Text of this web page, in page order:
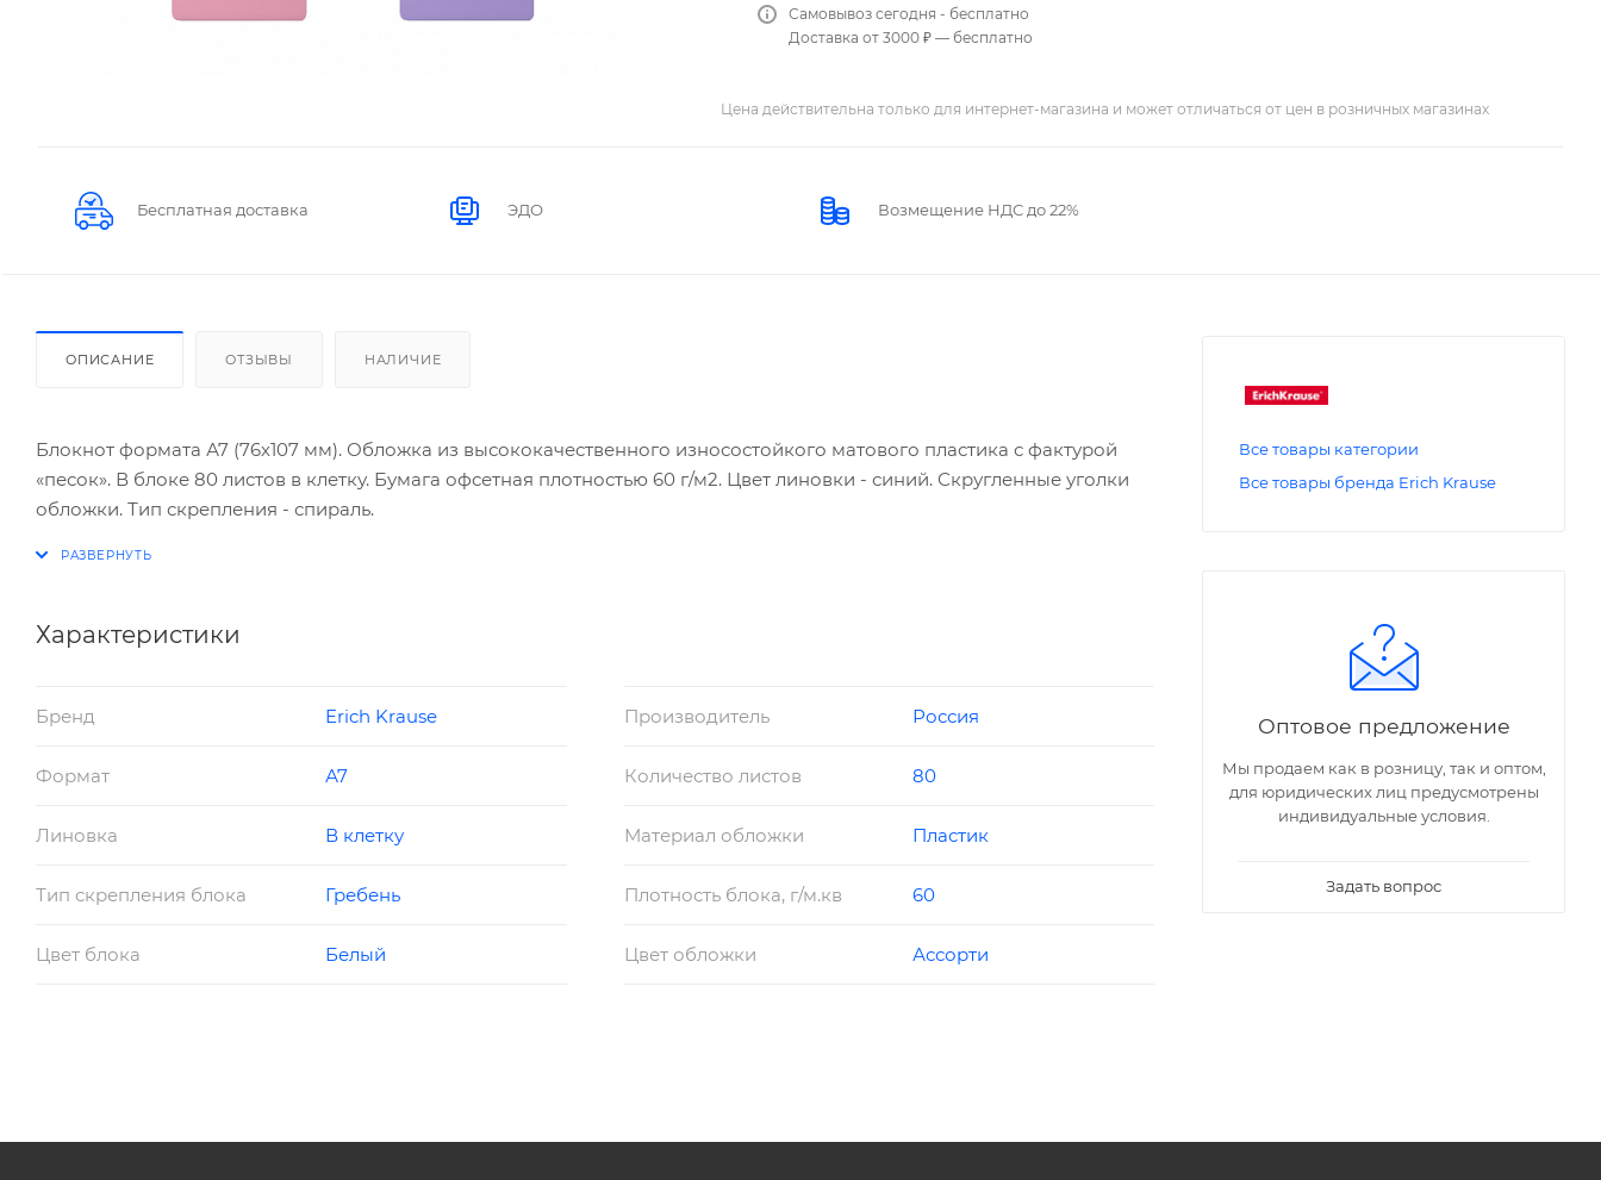
Самовывоз сегодня - бесплатно
Доставка от 3000 ₽ — бесплатно
Цена действительна только для интернет-магазина и может отличаться от цен в розничных магазинах
Бесплатная доставка ЭДО Возмещение НДС до 22%
ОПИСАНИЕ ОТЗЫВЫ НАЛИЧИЕ
Блокнот формата А7 (76х107 мм). Обложка из высококачественного износостойкого матового пластика с фактурой
«песок». В блоке 80 листов в клетку. Бумага офсетная плотностью 60 г/м2. Цвет линовки - синий. Скругленные уголки
обложки. Тип скрепления - спираль.
Характеристики
Бренд Erich Krause Производитель Россия
Формат А7 Количество листов 80
Линовка В клетку Материал обложки Пластик
Тип скрепления блока Гребень Плотность блока, г/м.кв 60
Цвет блока Белый Цвет обложки Ассорти
Все товары категории
Все товары бренда Erich Krause
Оптовое предложение
Мы продаем как в розницу, так и оптом,
для юридических лиц предусмотрены
индивидуальные условия.
Задать вопрос